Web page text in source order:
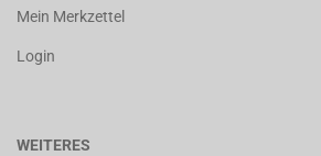
Mein Merkzettel
Login
WEITERES